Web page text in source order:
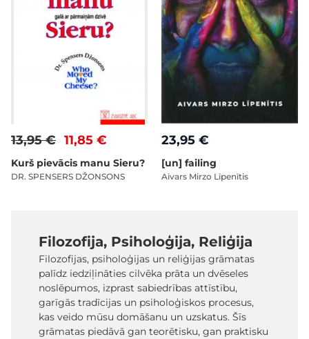
11,85 €
13,95 €
Kurš pievācis manu Sieru?
DR. SPENSERS DŽONSONS
23,95 €
[un] failing
Aivars Mirzo Līpenītis
Filozofija, Psiholoģija, Reliģija
Filozofijas, psiholoģijas un reliģijas grāmatas
palīdz iedziļināties cilvēka prāta un dvēseles
noslēpumos, izprast sabiedrības attīstību,
garīgās tradīcijas un psiholoģiskos procesus,
kas veido mūsu domāšanu un uzskatus. Šīs
grāmatas piedāvā gan teorētisku, gan praktisku